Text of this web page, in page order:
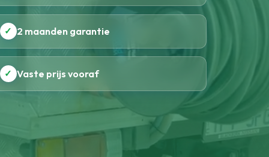
✓ 2 maanden garantie
✓ Vaste prijs vooraf